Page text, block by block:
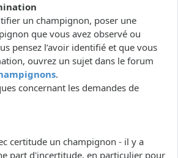
un champignon, poser une
que vous avez observé ou
pensez l’avoir identifié et que vous
ouvrez un sujet dans le forum
.
concernant les demandes de
certitude un champignon - il y a
part d'incertitude, en particulier pour